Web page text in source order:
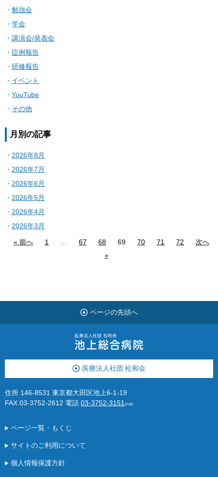
勉強会
学会
講演会/発表会
症例報告
研修報告
イベント
YouTube
その他
月別の記事
2026年8月
2026年7月
2026年6月
2026年5月
2026年4月
2026年3月
« 前へ 1 … 67 68 69 70 71 72
次へ
»
ページの先頭へ
医療法人社団 松和会
住所 146-8531 東京都大田区池上6-1-19
FAX 03-3752-2612 電話 03-3752-3151 (代表)
ページ一覧・もくじ
サイトのご利用について
個人情報保護方針